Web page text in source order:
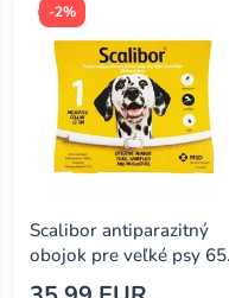
-2%
Scalibor antiparazitný
obojok pre veľké psy 65
cm, 1000 mg